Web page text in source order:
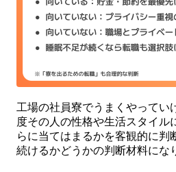
工場の社員寮でうまくやってい
度その人の性格や生活スタイル
らに当てはまるかを客観的に判
続けるかどうかの判断材料にな